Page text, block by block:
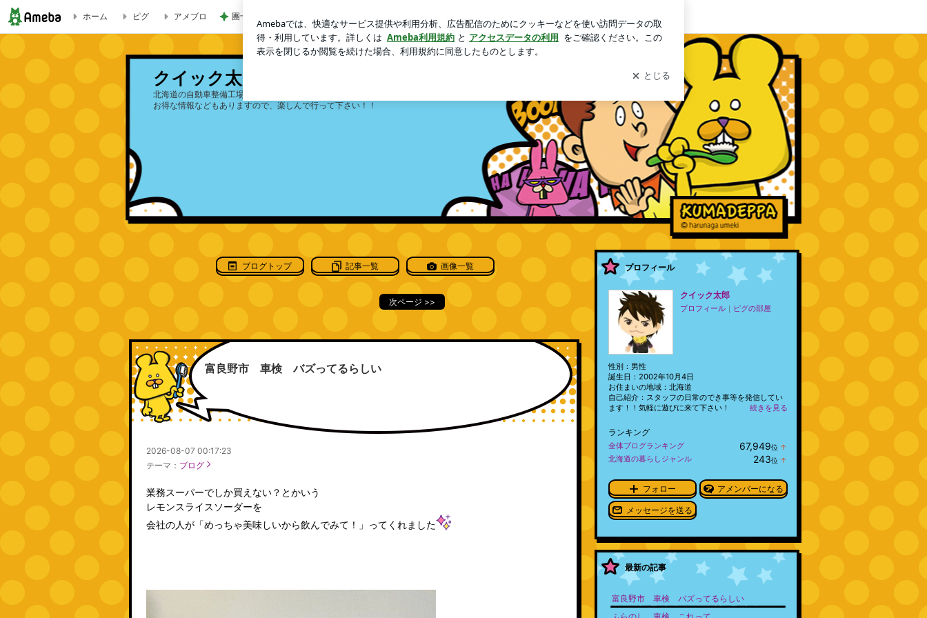
ホーム ピグ アメブロ 團十郎 旅の疲れに飲んだお茶 ログイン
クイック太郎のブログ
北海道の自動車整備工場の日常を発信しています！！
お得な情報などもありますので、楽しんで行って下さい！！
ブログトップ 記事一覧 画像一覧
次ページ >>
富良野市 車検 バズってるらしい
2026-08-07 00:17:23
テーマ： ブログ
業務スーパーでしか買えない？とかいう
レモンスライスソーダーを
会社の人が「めっちゃ美味しいから飲んでみて！」ってくれました
プロフィール
クイック太郎
プロフィール ｜ ピグの部屋
性別： 男性
誕生日： 2002年10月4日
お住まいの地域： 北海道
自己紹介：スタッフの日常のでき事等を発信してい
ます！！気軽に遊びに来て下さい！
続きを見る
ランキング
全体ブログランキング 67,949位 ↑
ン
グ
北海道の暮らしジャンル 243位 ↑
キ
ン
フォロー アメンバーになる
メッセージを送る
最新の記事
富良野市 車検 バズってるらしい